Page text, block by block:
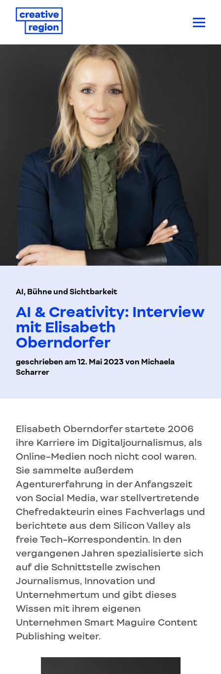
AI, Bühne und Sichtbarkeit
AI & Creativity: Interview
mit Elisabeth
Oberndorfer
geschrieben am 12. Mai 2023 von Michaela
Scharrer
Elisabeth Oberndorfer startete 2006
ihre Karriere im Digitaljournalismus, als
Online-Medien noch nicht cool waren.
Sie sammelte außerdem
Agenturerfahrung in der Anfangszeit
von Social Media, war stellvertretende
Chefredakteurin eines Fachverlags und
berichtete aus dem Silicon Valley als
freie Tech-Korrespondentin. In den
vergangenen Jahren spezialisierte sich
auf die Schnittstelle zwischen
Journalismus, Innovation und
Unternehmertum und gibt dieses
Wissen mit ihrem eigenen
Unternehmen Smart Maguire Content
Publishing weiter.